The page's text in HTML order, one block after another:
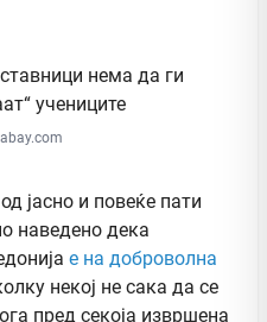
јасно и повеќе пати
наведено дека
е на доброволна
некој не сака да се
пред секоја извршена